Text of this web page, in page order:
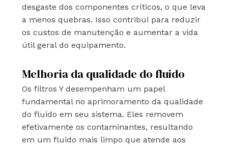
desgaste dos componentes críticos, o que leva
a menos quebras. Isso contribui para reduzir
os custos de manutenção e aumentar a vida
útil geral do equipamento.
Melhoria da qualidade do fluido
Os filtros Y desempenham um papel
fundamental no aprimoramento da qualidade
do fluido em seu sistema. Eles removem
efetivamente os contaminantes, resultando
em um fluido mais limpo que atende aos